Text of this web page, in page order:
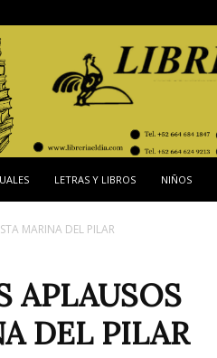
LETRAS Y LIBROS NIÑOS
MARINA DEL PILAR
APLAUSOS
DEL PILAR